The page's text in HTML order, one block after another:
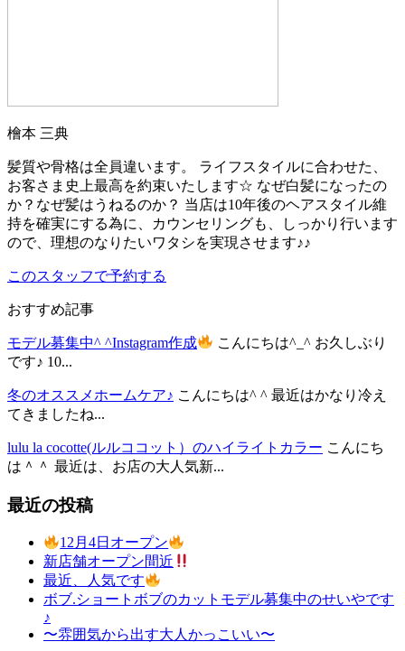
檜本 三典
髪質や骨格は全員違います。 ライフスタイルに合わせた、
お客さま史上最高を約束いたします☆ なぜ白髪になったの
か？なぜ髪はうねるのか？ 当店は10年後のヘアスタイル維
持を確実にする為に、カウンセリングも、しっかり行います
ので、理想のなりたいワタシを実現させます♪♪
このスタッフで予約する
おすすめ記事
モデル募集中^ ^Instagram作成
こんにちは^_^ お久しぶり
です♪ 10...
冬のオススメホームケア♪ こんにちは^ ^ 最近はかなり冷え
てきましたね...
lulu la cocotte(ルルココット）のハイライトカラー こんにち
は＾＾ 最近は、お店の大人気新...
最近の投稿
12月4日オープン
新店舗オープン間近
最近、人気です
ボブ.ショートボブのカットモデル募集中のせいやです
♪
〜雰囲気から出す大人かっこいい〜